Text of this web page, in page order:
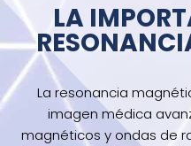
LA
La resonancia
imagen médica
magnéticos y ondas de